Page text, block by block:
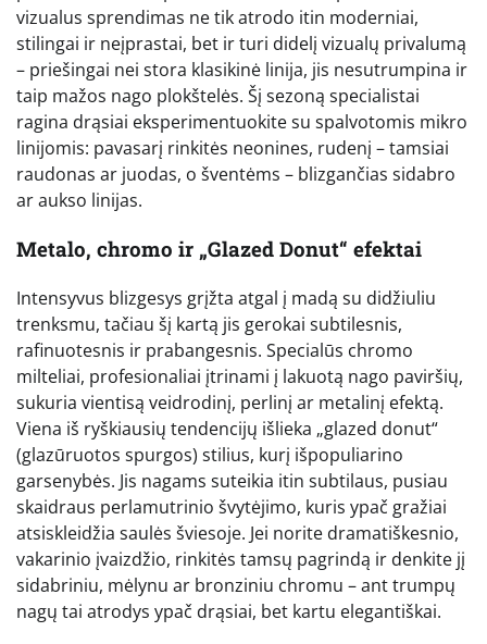
vizualus sprendimas ne tik atrodo itin moderniai,
stilingai ir neįprastai, bet ir turi didelį vizualų privalumą
– priešingai nei stora klasikinė linija, jis nesutrumpina ir
taip mažos nago plokštelės. Šį sezoną specialistai
ragina drąsiai eksperimentuokite su spalvotomis mikro
linijomis: pavasarį rinkitės neonines, rudenį – tamsiai
raudonas ar juodas, o šventėms – blizgančias sidabro
ar aukso linijas.
Metalo, chromo ir „Glazed Donut“ efektai
Intensyvus blizgesys grįžta atgal į madą su didžiuliu
trenksmu, tačiau šį kartą jis gerokai subtilesnis,
rafinuotesnis ir prabangesnis. Specialūs chromo
milteliai, profesionaliai įtrinami į lakuotą nago paviršių,
sukuria vientisą veidrodinį, perlinį ar metalinį efektą.
Viena iš ryškiausių tendencijų išlieka „glazed donut“
(glazūruotos spurgos) stilius, kurį išpopuliarino
garsenybės. Jis nagams suteikia itin subtilaus, pusiau
skaidraus perlamutrinio švytėjimo, kuris ypač gražiai
atsiskleidžia saulės šviesoje. Jei norite dramatiškesnio,
vakarinio įvaizdžio, rinkitės tamsų pagrindą ir denkite jį
sidabriniu, mėlynu ar bronziniu chromu – ant trumpų
nagų tai atrodys ypač drąsiai, bet kartu elegantiškai.